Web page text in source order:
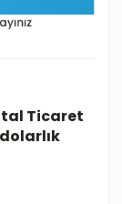
Ticaret